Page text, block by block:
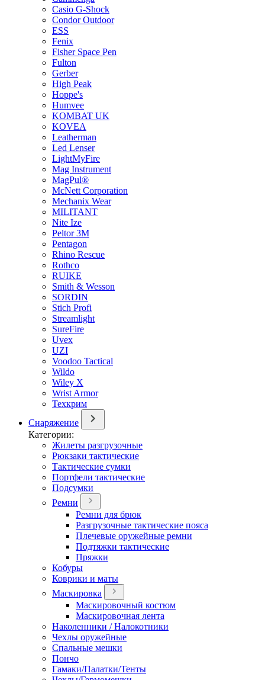
Casio G-Shock
Condor Outdoor
ESS
Fenix
Fisher Space Pen
Fulton
Gerber
High Peak
Hoppe's
Humvee
KOMBAT UK
KOVEA
Leatherman
Led Lenser
LightMyFire
Mag Instrument
MagPul®
McNett Corporation
Mechanix Wear
MILITANT
Nite Ize
Peltor 3M
Pentagon
Rhino Rescue
Rothco
RUIKE
Smith & Wesson
SORDIN
Stich Profi
Streamlight
SureFire
Uvex
UZI
Voodoo Tactical
Wildo
Wiley X
Wrist Armor
Техкрим
Снаряжение
Категории:
Жилеты разгрузочные
Рюкзаки тактические
Тактические сумки
Портфели тактические
Подсумки
Ремни
Ремни для брюк
Разгрузочные тактические пояса
Плечевые оружейные ремни
Подтяжки тактические
Пряжки
Кобуры
Коврики и маты
Маскировка
Маскировочный костюм
Маскировочная лента
Наколенники / Налокотники
Чехлы оружейные
Спальные мешки
Пончо
Гамаки/Палатки/Тенты